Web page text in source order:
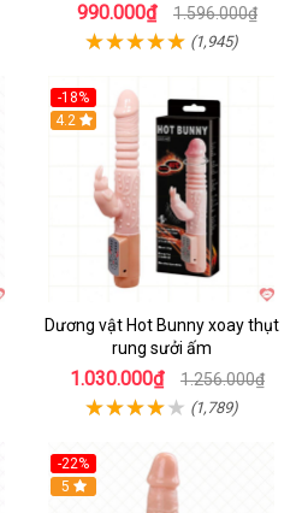
990.000₫ 1.596.000₫
(1,945)
-18%
Hot
4.2
Dương vật Hot Bunny xoay thụt
rung sưởi ấm
1.030.000₫ 1.256.000₫
(1,789)
-22%
Hot
5